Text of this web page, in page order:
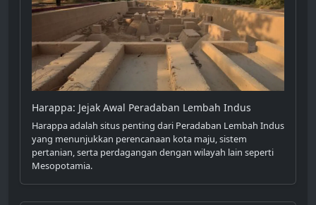
Harappa: Jejak Awal Peradaban Lembah Indus
Harappa adalah situs penting dari Peradaban Lembah Indus
yang menunjukkan perencanaan kota maju, sistem
pertanian, serta perdagangan dengan wilayah lain seperti
Mesopotamia.